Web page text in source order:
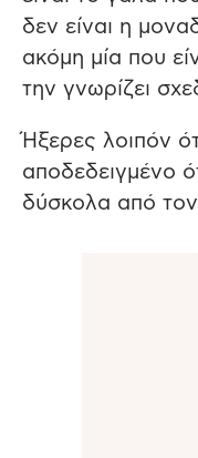
δεν είναι η
ακόμη μία που
την γνωρίζει
Ήξερες λοιπόν
αποδεδειγμένο
δύσκολα από